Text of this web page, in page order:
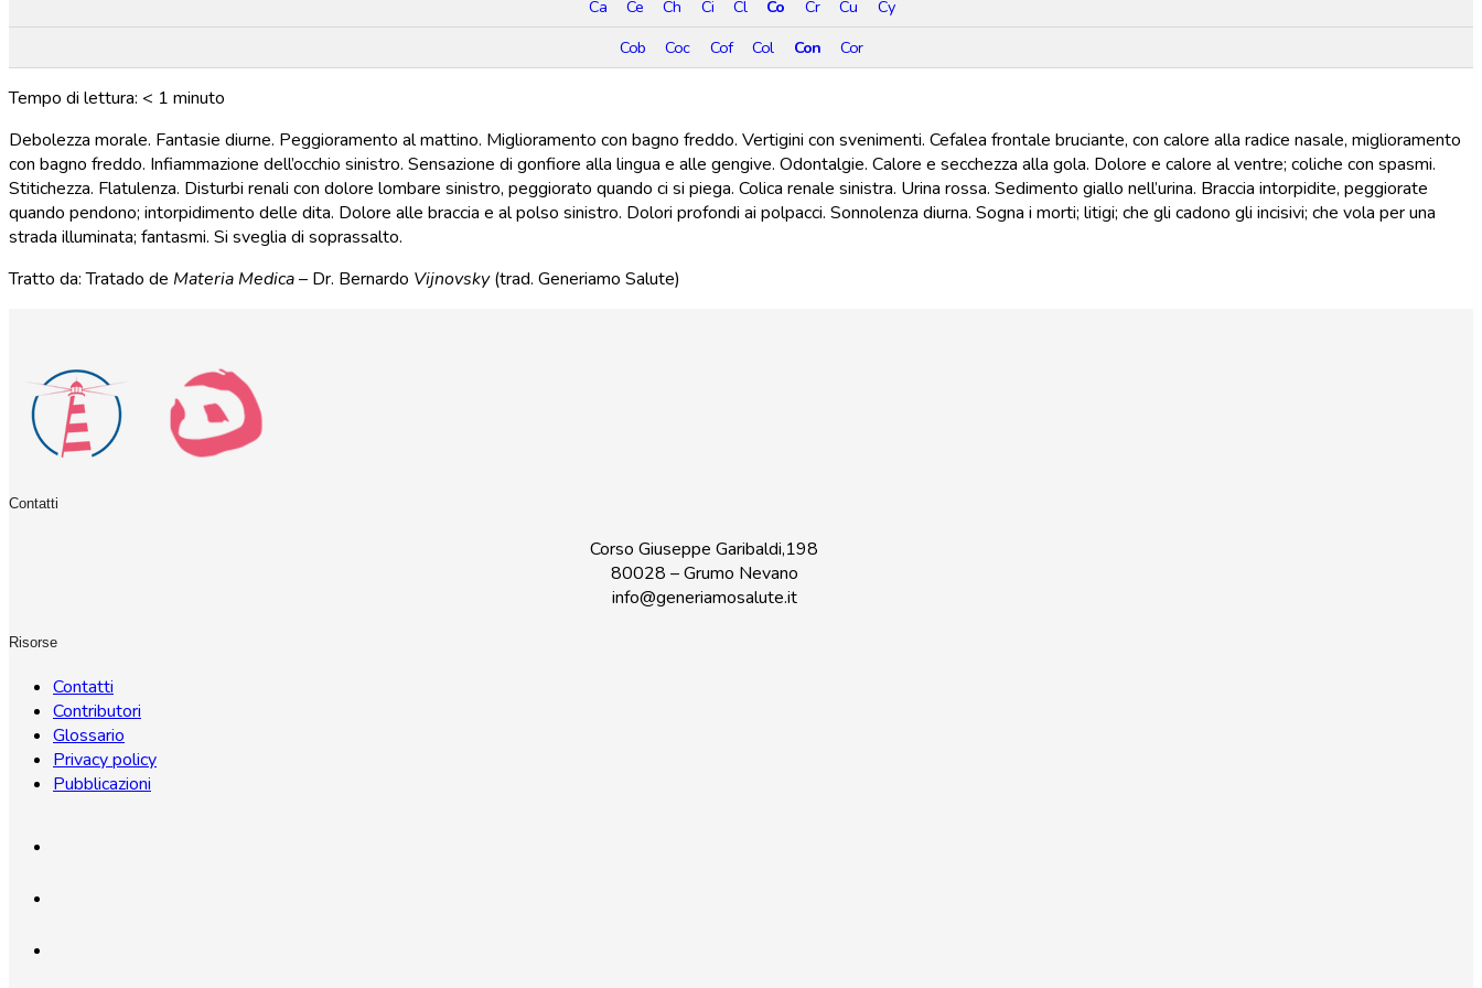
Ca
Ce Ch Ci Cl Co Cr Cu
Cy
Cob
Coc Cof Col Con Cor
Tempo di lettura: < 1 minuto
Debolezza morale. Fantasie diurne. Peggioramento al mattino. Miglioramento con bagno freddo. Vertigini con svenimenti. Cefalea frontale bruciante, con calore alla radice nasale, miglioramento
con bagno freddo. Infiammazione dell’occhio sinistro. Sensazione di gonfiore alla lingua e alle gengive. Odontalgie. Calore e secchezza alla gola. Dolore e calore al ventre; coliche con spasmi.
Stitichezza. Flatulenza. Disturbi renali con dolore lombare sinistro, peggiorato quando ci si piega. Colica renale sinistra. Urina rossa. Sedimento giallo nell’urina. Braccia intorpidite, peggiorate
quando pendono; intorpidimento delle dita. Dolore alle braccia e al polso sinistro. Dolori profondi ai polpacci. Sonnolenza diurna. Sogna i morti; litigi; che gli cadono gli incisivi; che vola per una
strada illuminata; fantasmi. Si sveglia di soprassalto.
Tratto da: Tratado de Materia Medica– Dr. Bernardo Vijnovsky(trad. Generiamo Salute)
Contatti
Corso Giuseppe Garibaldi,198
80028 – Grumo Nevano
info@generiamosalute.it
Risorse
Contatti
Contributori
Glossario
Privacy policy
Pubblicazioni